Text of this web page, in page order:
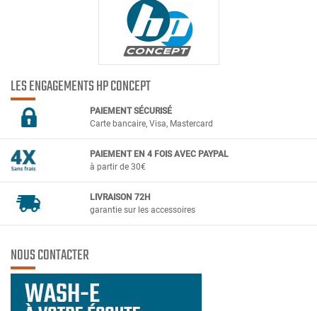
LES ENGAGEMENTS HP CONCEPT
PAIEMENT SÉCURISÉ
Carte bancaire, Visa, Mastercard
PAIEMENT EN 4 FOIS AVEC PAYPAL
à partir de 30€
LIVRAISON 72H
garantie sur les accessoires
NOUS CONTACTER